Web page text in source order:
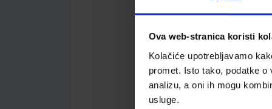
Ova web-stranica koristi
Kolačiće upotrebljavamo
promet. Isto tako, podatke
analizu, a oni ih mogu
usluge.